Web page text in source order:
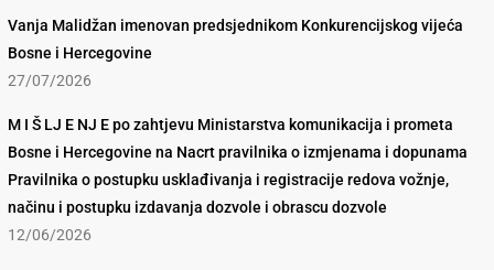
Vanja Malidžan imenovan predsjednikom Konkurencijskog vijeća
Bosne i Hercegovine
27/07/2026
M I Š LJ E NJ E po zahtjevu Ministarstva komunikacija i prometa
Bosne i Hercegovine na Nacrt pravilnika o izmjenama i dopunama
Pravilnika o postupku usklađivanja i registracije redova vožnje,
načinu i postupku izdavanja dozvole i obrascu dozvole
12/06/2026